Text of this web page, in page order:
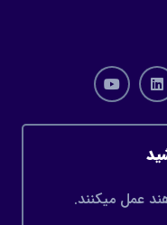
عمل میکنند.